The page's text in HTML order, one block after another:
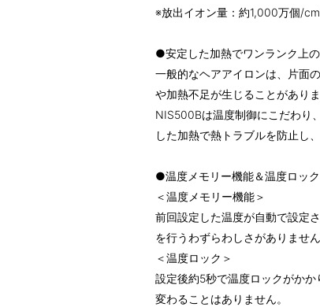
※放出イオン量：約1,000万個/
●安定した加熱でワンランク上
一般的なヘアアイロンは、片面
や加熱不足が生じることがありま
NIS500Bは温度制御にこだわり
した加熱で熱トラブルを防止し
●温度メモリー機能＆温度ロック
＜温度メモリー機能＞
前回設定した温度が自動で設定
を行うわずらわしさがありません
＜温度ロック＞
設定後約5秒で温度ロックがか
変わることはありません。